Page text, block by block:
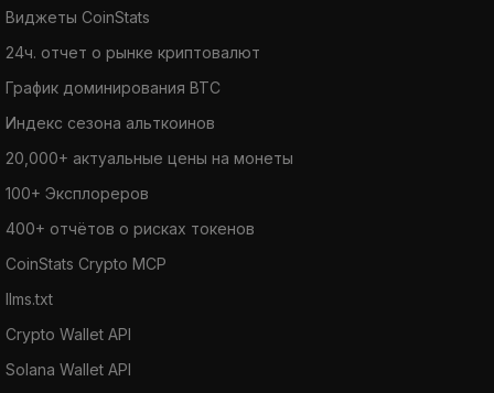
Виджеты CoinStats
24ч. отчет о рынке криптовалют
График доминирования BTC
Индекс сезона альткоинов
20,000+ актуальные цены на монеты
100+ Эксплореров
400+ отчётов о рисках токенов
CoinStats Crypto MCP
llms.txt
Crypto Wallet API
Solana Wallet API